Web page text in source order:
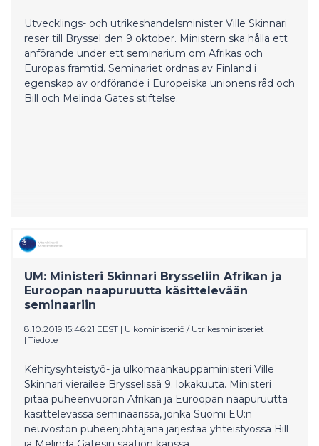
Utvecklings- och utrikeshandelsminister Ville Skinnari
reser till Bryssel den 9 oktober. Ministern ska hålla ett
anförande under ett seminarium om Afrikas och
Europas framtid. Seminariet ordnas av Finland i
egenskap av ordförande i Europeiska unionens råd och
Bill och Melinda Gates stiftelse.
UM: Ministeri Skinnari Brysseliin Afrikan ja
Euroopan naapuruutta käsittelevään
seminaariin
8.10.2019 15:46:21 EEST | Ulkoministeriö / Utrikesministeriet
| Tiedote
Kehitysyhteistyö- ja ulkomaankauppaministeri Ville
Skinnari vierailee Brysselissä 9. lokakuuta. Ministeri
pitää puheenvuoron Afrikan ja Euroopan naapuruutta
käsittelevässä seminaarissa, jonka Suomi EU:n
neuvoston puheenjohtajana järjestää yhteistyössä Bill